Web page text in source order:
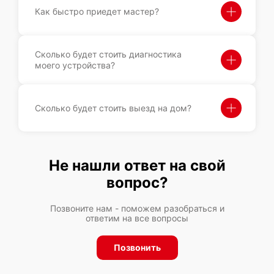
Как быстро приедет мастер?
Сколько будет стоить диагностика
моего устройства?
Сколько будет стоить выезд на дом?
Не нашли ответ на свой
вопрос?
Позвоните нам - поможем разобраться и
ответим на все вопросы
Позвонить